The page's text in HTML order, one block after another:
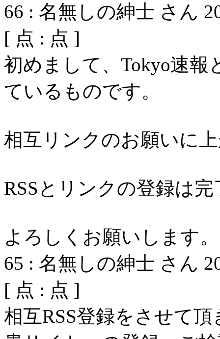
66 : 名無しの紳士 さん
[ 点 : 点 ]
初めまして、Tokyo速
ているものです。
相互リンクのお願いに
RSSとリンクの登録は
よろしくお願いします。
65 : 名無しの紳士 さん
[ 点 : 点 ]
相互RSS登録をさせて